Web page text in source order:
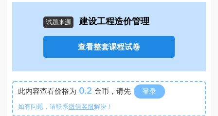
试题来源 建设工程造价管理
查看整套课程试卷
此内容查看价格为 0.2 金币，请先 登录
如有问题，请联系微信客服解决！